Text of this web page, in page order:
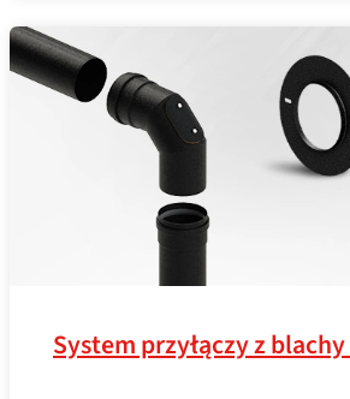
System przyłączy z